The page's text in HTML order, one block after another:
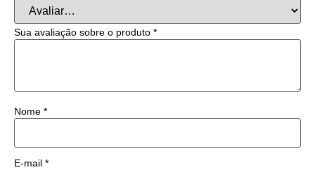
Sua avaliação sobre o produto *
Nome *
E-mail *